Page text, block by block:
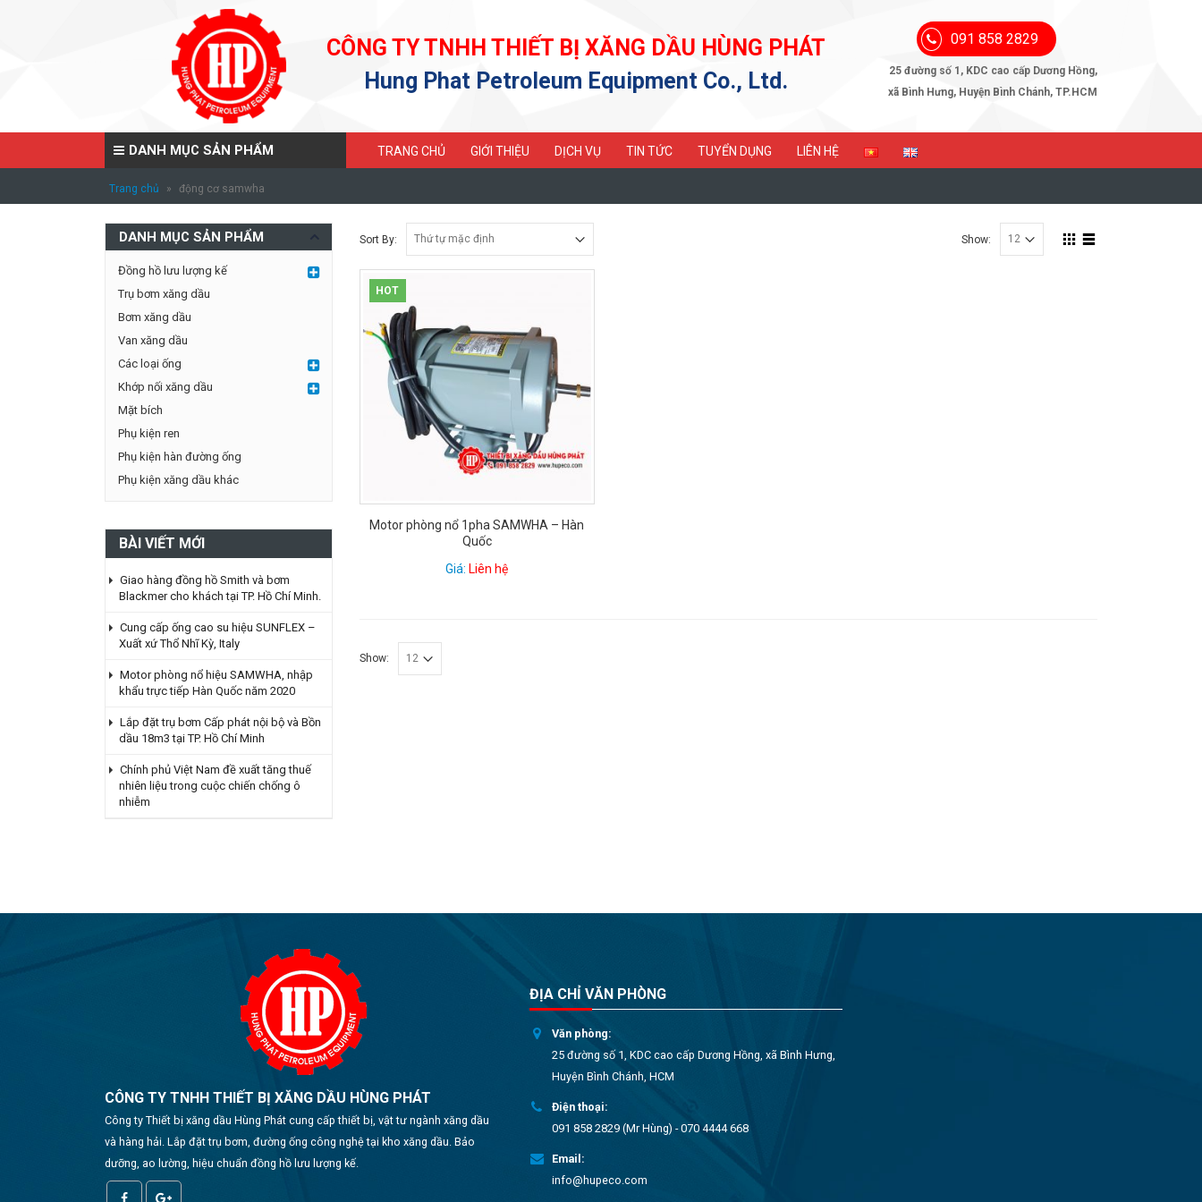
CÔNG TY TNHH THIẾT BỊ XĂNG DẦU HÙNG PHÁT
Hung Phat Petroleum Equipment Co., Ltd.
091 858 2829
25 đường số 1, KDC cao cấp Dương Hồng,
xã Bình Hưng, Huyện Bình Chánh, TP.HCM
TRANG CHỦ GIỚI THIỆU DỊCH VỤ TIN TỨC TUYỂN DỤNG LIÊN HỆ
Trang chủ » động cơ samwha
DANH MỤC SẢN PHẨM
Sort By: Show:
HOT
Motor phòng nổ 1pha SAMWHA – Hàn
Quốc
Giá: Liên hệ
Show:
DANH MỤC SẢN PHẨM
Đồng hồ lưu lượng kế
Trụ bơm xăng dầu
Bơm xăng dầu
Van xăng dầu
Các loại ống
Khớp nối xăng dầu
Mặt bích
Phụ kiện ren
Phụ kiện hàn đường ống
Phụ kiện xăng dầu khác
BÀI VIẾT MỚI
Giao hàng đồng hồ Smith và bơm
Blackmer cho khách tại TP. Hồ Chí Minh.
Cung cấp ống cao su hiệu SUNFLEX –
Xuất xứ Thổ Nhĩ Kỳ, Italy
Motor phòng nổ hiệu SAMWHA, nhập
khẩu trực tiếp Hàn Quốc năm 2020
Lắp đặt trụ bơm Cấp phát nội bộ và Bồn
dầu 18m3 tại TP. Hồ Chí Minh
Chính phủ Việt Nam đề xuất tăng thuế
nhiên liệu trong cuộc chiến chống ô
nhiễm
CÔNG TY TNHH THIẾT BỊ XĂNG DẦU HÙNG PHÁT
Công ty Thiết bị xăng dầu Hùng Phát cung cấp thiết bị, vật tư ngành xăng dầu
và hàng hải. Lắp đặt trụ bơm, đường ống công nghệ tại kho xăng dầu. Bảo
dưỡng, ao lường, hiệu chuẩn đồng hồ lưu lượng kế.
ĐỊA CHỈ VĂN PHÒNG
Văn phòng:
25 đường số 1, KDC cao cấp Dương Hồng, xã Bình Hưng,
Huyện Bình Chánh, HCM
Điện thoại:
091 858 2829 (Mr Hùng) - 070 4444 668
Email:
info@hupeco.com